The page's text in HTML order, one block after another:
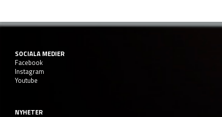
SOCIALA MEDIER
Facebook
Instagram
Youtube
NYHETER